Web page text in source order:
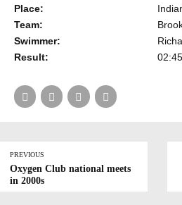
Place:
Team:
Swimmer:
Result:
02:45
PREVIOUS
Oxygen Club national meets
in 2000s